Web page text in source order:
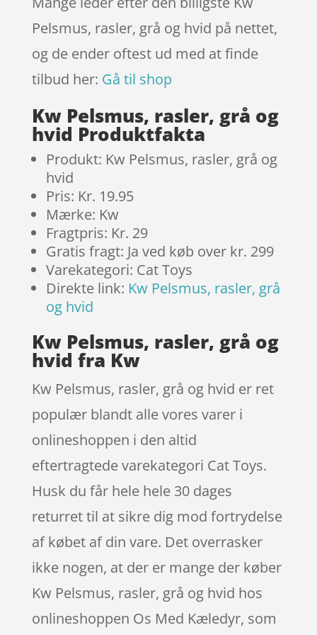
er
Pelsmus, rasler, grå og hvid på nettet,
og de ender oftest ud med at finde
tilbud her: Gå til shop
Kw Pelsmus, rasler, grå og
hvid Produktfakta
Produkt: Kw Pelsmus, rasler, grå og
hvid
Pris: Kr. 19.95
Mærke: Kw
Fragtpris: Kr. 29
Gratis fragt: Ja ved køb over kr. 299
Varekategori: Cat Toys
Direkte link: Kw Pelsmus, rasler, grå
og hvid
Kw Pelsmus, rasler, grå og
hvid fra Kw
Kw Pelsmus, rasler, grå og hvid er ret
populær blandt alle vores varer i
onlineshoppen i den altid
eftertragtede varekategori Cat Toys.
Husk du får hele hele 30 dages
returret til at sikre dig mod fortrydelse
af købet af din vare. Det overrasker
ikke nogen, at der er mange der køber
Kw Pelsmus, rasler, grå og hvid hos
onlineshoppen Os Med Kæledyr, som